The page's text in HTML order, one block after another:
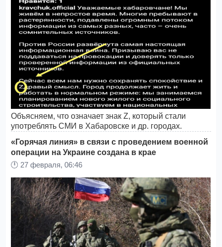
Объясняем, что означает знак Z, который стали
употреблять СМИ в Хабаровске и др. городах.
«Горячая линия» в связи с проведением военной
операции на Украине создана в крае
🕛 27 февраля, 06:46